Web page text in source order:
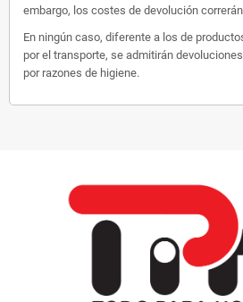
embargo, los costes de devolución
En ningún caso, diferente a los de
por el transporte, se admitirán
por razones de higiene.